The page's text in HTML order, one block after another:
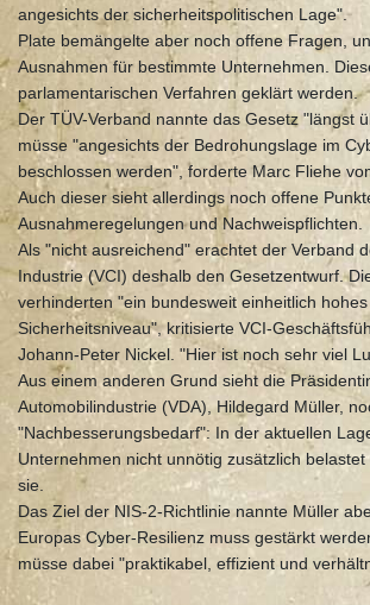
angesichts der sicherheitspolitischen Lage".
Plate bemängelte aber noch offene Fragen,
Ausnahmen für bestimmte Unternehmen.
parlamentarischen Verfahren geklärt werden.
Der TÜV-Verband nannte das Gesetz "längst
müsse "angesichts der Bedrohungslage im
beschlossen werden", forderte Marc Fliehe
Auch dieser sieht allerdings noch offene
Ausnahmeregelungen und Nachweispflichten.
Als "nicht ausreichend" erachtet der Verband
Industrie (VCI) deshalb den Gesetzentwurf.
verhinderten "ein bundesweit einheitlich hohes
Sicherheitsniveau", kritisierte VCI-
Johann-Peter Nickel. "Hier ist noch sehr viel
Aus einem anderen Grund sieht die
Automobilindustrie (VDA), Hildegard Müller,
"Nachbesserungsbedarf": In der aktuellen
Unternehmen nicht unnötig zusätzlich
sie.
Das Ziel der NIS-2-Richtlinie nannte Müller
Europas Cyber-Resilienz muss gestärkt
müsse dabei "praktikabel, effizient und